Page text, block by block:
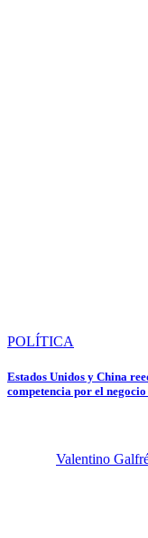
POLÍTICA
Estados Unidos y China
competencia por el
Valentino